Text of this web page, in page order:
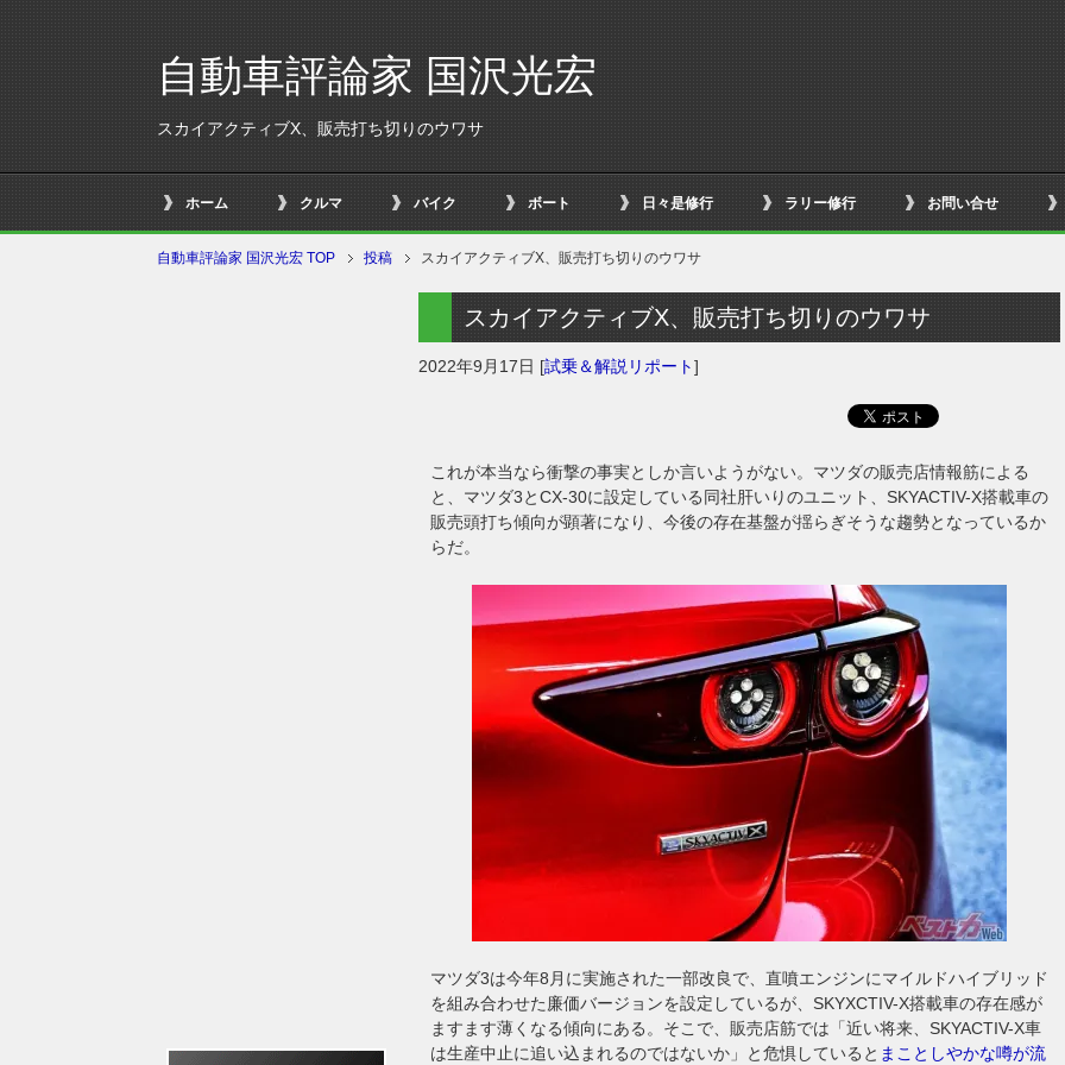
自動車評論家 国沢光宏
スカイアクティブX、販売打ち切りのウワサ
ホーム クルマ バイク ボート 日々是修行 ラリー修行 お問い合せ
自動車評論家 国沢光宏 TOP 投稿 スカイアクティブX、販売打ち切りのウワサ
スカイアクティブX、販売打ち切りのウワサ
2022年9月17日 [試乗＆解説リポート]
これが本当なら衝撃の事実としか言いようがない。マツダの販売店情報筋による
と、マツダ3とCX-30に設定している同社肝いりのユニット、SKYACTIV-X搭載車の
販売頭打ち傾向が顕著になり、今後の存在基盤が揺らぎそうな趨勢となっているか
らだ。
マツダ3は今年8月に実施された一部改良で、直噴エンジンにマイルドハイブリッド
を組み合わせた廉価バージョンを設定しているが、SKYXCTIV-X搭載車の存在感が
ますます薄くなる傾向にある。そこで、販売店筋では「近い将来、SKYACTIV-X車
は生産中止に追い込まれるのではないか」と危惧していると まことしやかな噂が流